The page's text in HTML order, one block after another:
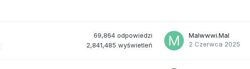
69,864 odpowiedzi
2,841,485 wyświetleń
Malwwwi.Mal
2 Czerwca 2025